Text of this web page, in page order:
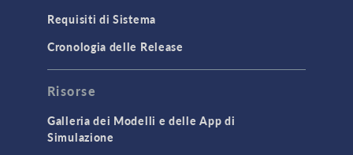
Requisiti di Sistema
Cronologia delle Release
Risorse
Galleria dei Modelli e delle App di
Simulazione